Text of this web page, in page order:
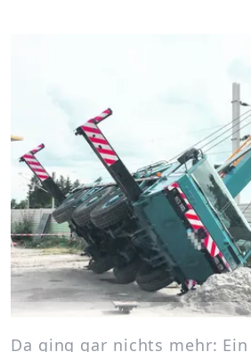
Da ging gar nichts mehr: